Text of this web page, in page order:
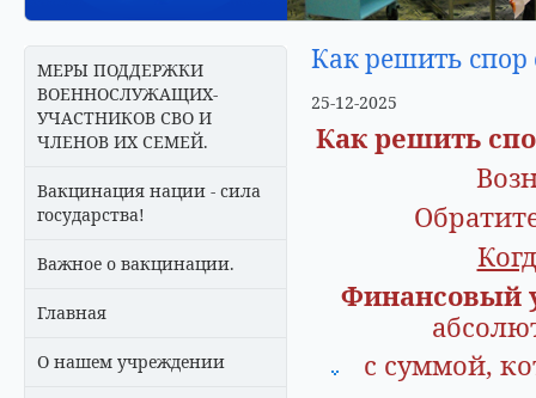
МЕРЫ ПОДДЕРЖКИ
ВОЕННОСЛУЖАЩИХ-
УЧАСТНИКОВ СВО И
ЧЛЕНОВ ИХ СЕМЕЙ.
Вакцинация нации - сила
государства!
Важное о вакцинации.
Главная
О нашем учреждении
Как решить спор
25-12-2025
Как решить
Финансовый
с суммой,